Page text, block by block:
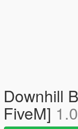
Downhill
FiveM] 1.0